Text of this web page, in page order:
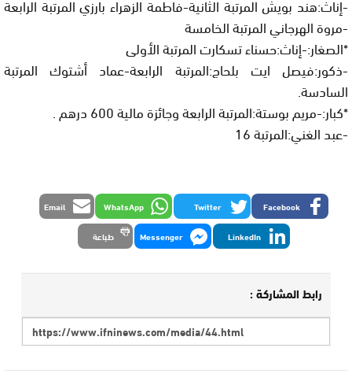
-مروة الهرجاني المرتبة الخامسة
*الصغار:-إناث:حسناء تسكارت المرتبة الأولى
-ذكور:فيصل ايت بلحاج:المرتبة الرابعة-عماد أشتوك المرتبة
السادسة.
*كبار:-مريم بوستة:المرتبة الرابعة وجائزة مالية 600 درهم .
-عبد الغني:المرتبة 16
Facebook
Twitter
WhatsApp
Email
LinkedIn
Messenger طباعة
رابط المشاركة :